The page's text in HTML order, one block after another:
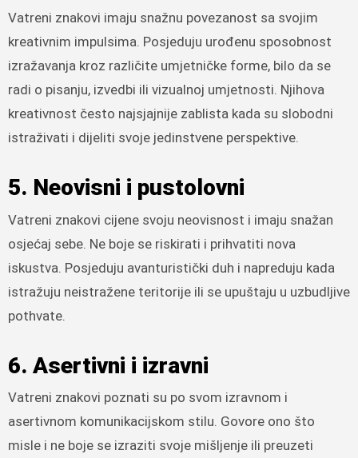
Vatreni znakovi imaju snažnu povezanost sa svojim
kreativnim impulsima. Posjeduju urođenu sposobnost
izražavanja kroz različite umjetničke forme, bilo da se
radi o pisanju, izvedbi ili vizualnoj umjetnosti. Njihova
kreativnost često najsjajnije zablista kada su slobodni
istraživati ​​i dijeliti svoje jedinstvene perspektive.
5. Neovisni i pustolovni
Vatreni znakovi cijene svoju neovisnost i imaju snažan
osjećaj sebe. Ne boje se riskirati i prihvatiti nova
iskustva. Posjeduju avanturistički duh i napreduju kada
istražuju neistražene teritorije ili se upuštaju u uzbudljive
pothvate.
6. Asertivni i izravni
Vatreni znakovi poznati su po svom izravnom i
asertivnom komunikacijskom stilu. Govore ono što
misle i ne boje se izraziti svoje mišljenje ili preuzeti